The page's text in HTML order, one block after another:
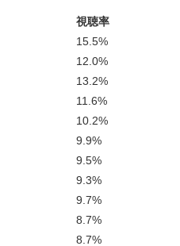
視聴率
15.5%
12.0%
13.2%
11.6%
10.2%
9.9%
9.5%
9.3%
9.7%
8.7%
8.7%